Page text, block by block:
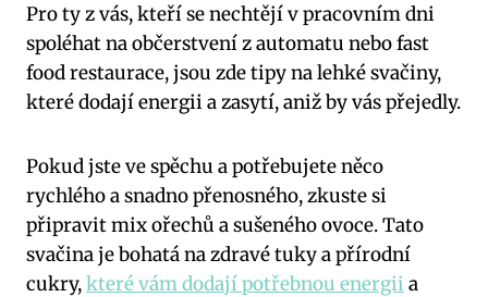
Pro ty z vás, kteří se nechtějí v pracovním dni
spoléhat na občerstvení z automatu nebo fast
food restaurace, jsou zde tipy na lehké svačiny,
které dodají energii a zasytí, aniž by vás přejedly.
Pokud jste ve spěchu a potřebujete něco
rychlého a snadno přenosného, zkuste si
připravit mix ořechů a sušeného ovoce. Tato
svačina je bohatá na zdravé tuky a přírodní
cukry,které vám dodají potřebnou energii a